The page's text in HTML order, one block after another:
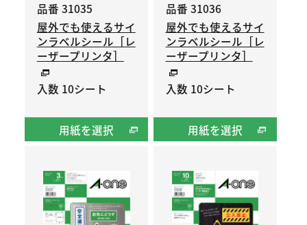
品番 31035
屋外でも使えるサイ
ンラベルシール［レ
ーザープリンタ］
入数 10シート
用紙を選択
品番 31036
屋外でも使えるサイ
ンラベルシール［レ
ーザープリンタ］
入数 10シート
用紙を選択